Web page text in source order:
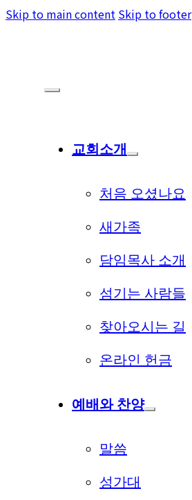
Skip to main content Skip to footer
교회소개
처음 오셨나요
새가족
담임목사 소개
섬기는 사람들
찾아오시는 길
온라인 헌금
예배와 찬양
말씀
성가대